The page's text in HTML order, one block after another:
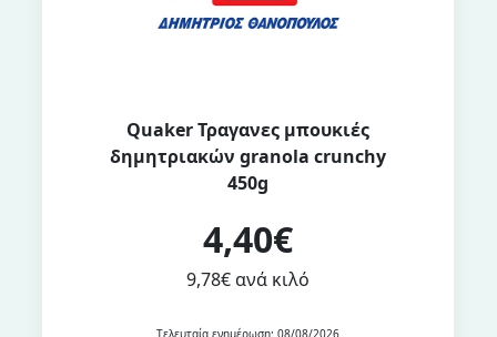
Quaker Τραγανες μπουκιές
δημητριακών granola crunchy
450g
4,40€
9,78€ ανά κιλό
Τελευταία ενημέρωση: 08/08/2026